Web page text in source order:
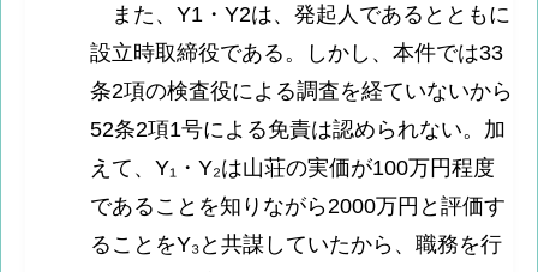
また、Y1・Y2は、発起人であるとともに
設立時取締役である。しかし、本件では33
条2項の検査役による調査を経ていないから
52条2項1号による免責は認められない。加
えて、Y₁・Y₂は山荘の実価が100万円程度
であることを知りながら2000万円と評価す
ることをY₃と共謀していたから、職務を行